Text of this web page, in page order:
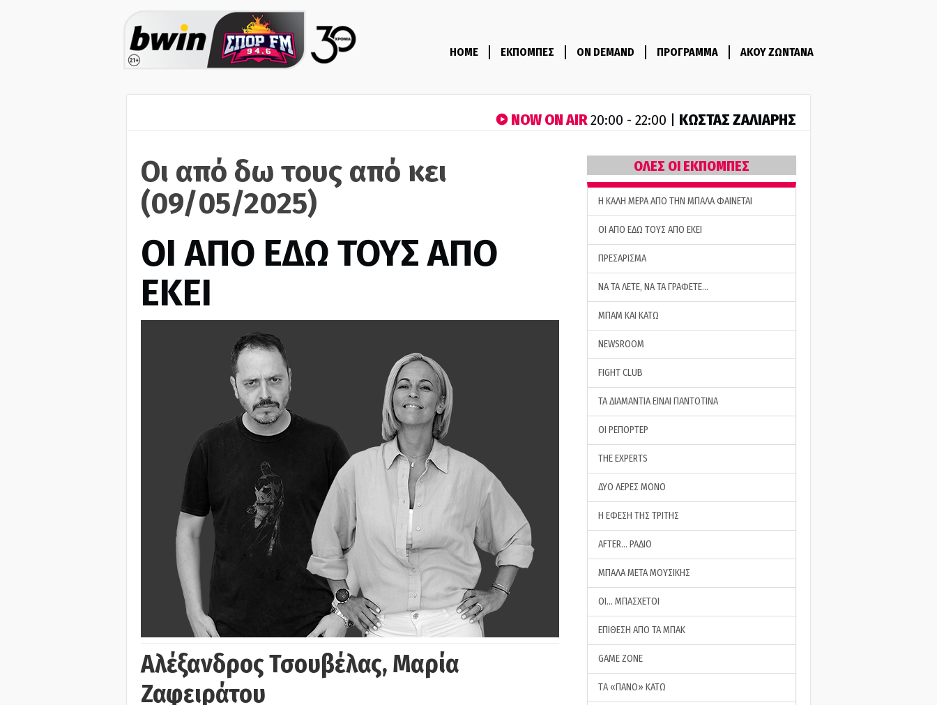
HOME ΕΚΠΟΜΠΕΣ ON DEMAND ΠΡΟΓΡΑΜΜΑ ΑΚΟΥ ΖΩΝΤΑΝΑ
NOW ON AIR20:00 - 22:00 | ΚΩΣΤΑΣ ΖΑΛΙΑΡΗΣ
Οι από δω τους από κει
(09/05/2025)
ΟΙ ΑΠΟ ΕΔΩ ΤΟΥΣ ΑΠΟ
ΕΚΕΙ
Αλέξανδρος Τσουβέλας, Μαρία
Ζαφειράτου
ΟΛΕΣ ΟΙ ΕΚΠΟΜΠΕΣ
H ΚΑΛΗ ΜΕΡΑ ΑΠΟ ΤΗΝ ΜΠΑΛΑ ΦΑΙΝΕΤΑΙ
ΟΙ ΑΠΟ ΕΔΩ ΤΟΥΣ ΑΠΟ ΕΚΕΙ
ΠΡΕΣΑΡΙΣΜΑ
ΝΑ ΤΑ ΛΕΤΕ, ΝΑ ΤΑ ΓΡΑΦΕΤΕ…
ΜΠΑΜ ΚΑΙ ΚΑΤΩ
NEWSROOM
FIGHT CLUB
ΤΑ ΔΙΑΜΑΝΤΙΑ ΕΙΝΑΙ ΠΑΝΤΟΤΙΝΑ
ΟΙ ΡΕΠΟΡΤΕΡ
THE EXPERTS
ΔΥΟ ΛΕΡΕΣ ΜΟΝΟ
Η ΕΦΕΣΗ ΤΗΣ ΤΡΙΤΗΣ
AFTER… ΡΑΔΙΟ
ΜΠΑΛΑ ΜΕΤΑ ΜΟΥΣΙΚΗΣ
ΟΙ… ΜΠΑΣΧΕΤΟΙ
ΕΠΙΘΕΣΗ ΑΠΟ ΤΑ ΜΠΑΚ
GAME ZONE
ΤA «ΠΑΝΟ» ΚΑΤΩ